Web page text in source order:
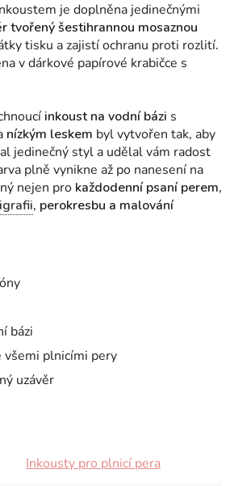
je doplněna jedinečnými
tvořený šestihrannou mosaznou
tisku a zajistí ochranu proti rozlití.
v dárkové papírové krabičce s
inkoust na vodní bázi s
nízkým leskem byl vytvořen tak, aby
jedinečný styl a udělal vám radost
plně vynikne až po nanesení na
nejen pro každodenní psaní perem,
, perokresbu a malování
bázi
všemi plnicími pery
uzávěr
Inkousty pro plnicí pera